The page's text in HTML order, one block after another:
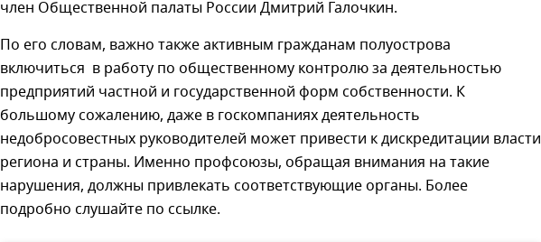
член Общественной палаты России Дмитрий Галочкин.
По его словам, важно также активным гражданам полуострова
включиться в работу по общественному контролю за деятельностью
предприятий частной и государственной форм собственности. К
большому сожалению, даже в госкомпаниях деятельность
недобросовестных руководителей может привести к дискредитации власти
региона и страны. Именно профсоюзы, обращая внимания на такие
нарушения, должны привлекать соответствующие органы. Более
подробно слушайте по ссылке.